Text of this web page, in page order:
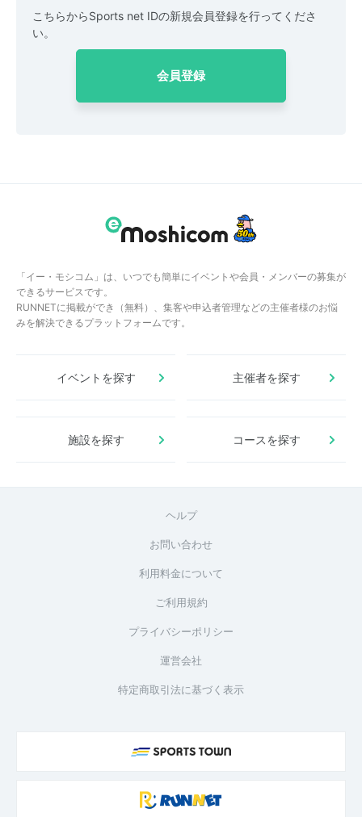
こちらからSports net IDの新規会員登録を行ってくださ
い。
会員登録
「イー・モシコム」は、いつでも簡単にイベントや会員・メンバーの募集が
できるサービスです。
RUNNETに掲載ができ（無料）、集客や申込者管理などの主催者様のお悩
みを解決できるプラットフォームです。
イベントを探す 主催者を探す
施設を探す コースを探す
ヘルプ
お問い合わせ
利用料金について
ご利用規約
プライバシーポリシー
運営会社
特定商取引法に基づく表示